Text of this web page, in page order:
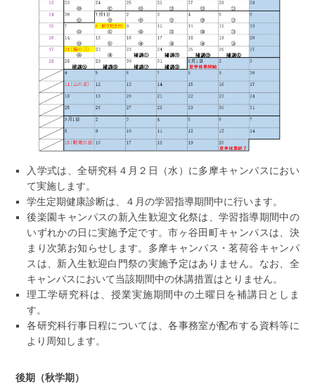
入学式は、全研究科４月２日（水）に多摩キャンパスにおい
て実施します。
学生定期健康診断は、４月の学習指導期間中に行います。
後楽園キャンパスの新入生歓迎文化祭は、学習指導期間中の
いずれかの日に実施予定です。市ヶ谷田町キャンパスは、決
まり次第お知らせします。多摩キャンパス・茗荷谷キャンパ
スは、新入生歓迎白門祭の実施予定はありません。なお、全
キャンパスにおいて当該期間中の休講措置はとりません。
理工学研究科は、授業実施期間中の土曜日を補講日としま
す。
各研究科行事日程については、各事務室が配布する資料等に
より周知します。
後期（秋学期）